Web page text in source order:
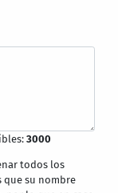
3000
todos los
que su nombre